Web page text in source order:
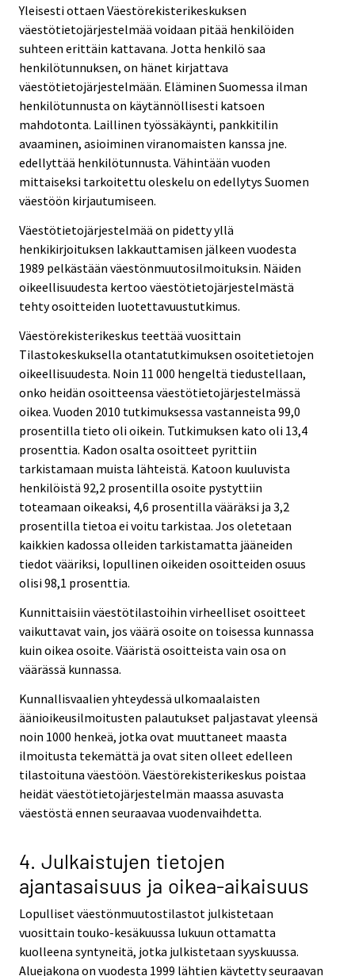
Yleisesti ottaen Väestörekisterikeskuksen
väestötietojärjestelmää voidaan pitää henkilöiden
suhteen erittäin kattavana. Jotta henkilö saa
henkilötunnuksen, on hänet kirjattava
väestötietojärjestelmään. Eläminen Suomessa ilman
henkilötunnusta on käytännöllisesti katsoen
mahdotonta. Laillinen työssäkäynti, pankkitilin
avaaminen, asioiminen viranomaisten kanssa jne.
edellyttää henkilötunnusta. Vähintään vuoden
mittaiseksi tarkoitettu oleskelu on edellytys Suomen
väestöön kirjautumiseen.
Väestötietojärjestelmää on pidetty yllä
henkikirjoituksen lakkauttamisen jälkeen vuodesta
1989 pelkästään väestönmuutosilmoituksin. Näiden
oikeellisuudesta kertoo väestötietojärjestelmästä
tehty osoitteiden luotettavuustutkimus.
Väestörekisterikeskus teettää vuosittain
Tilastokeskuksella otantatutkimuksen osoitetietojen
oikeellisuudesta. Noin 11 000 hengeltä tiedustellaan,
onko heidän osoitteensa väestötietojärjestelmässä
oikea. Vuoden 2010 tutkimuksessa vastanneista 99,0
prosentilla tieto oli oikein. Tutkimuksen kato oli 13,4
prosenttia. Kadon osalta osoitteet pyrittiin
tarkistamaan muista lähteistä. Katoon kuuluvista
henkilöistä 92,2 prosentilla osoite pystyttiin
toteamaan oikeaksi, 4,6 prosentilla vääräksi ja 3,2
prosentilla tietoa ei voitu tarkistaa. Jos oletetaan
kaikkien kadossa olleiden tarkistamatta jääneiden
tiedot vääriksi, lopullinen oikeiden osoitteiden osuus
olisi 98,1 prosenttia.
Kunnittaisiin väestötilastoihin virheelliset osoitteet
vaikuttavat vain, jos väärä osoite on toisessa kunnassa
kuin oikea osoite. Vääristä osoitteista vain osa on
väärässä kunnassa.
Kunnallisvaalien yhteydessä ulkomaalaisten
äänioikeusilmoitusten palautukset paljastavat yleensä
noin 1000 henkeä, jotka ovat muuttaneet maasta
ilmoitusta tekemättä ja ovat siten olleet edelleen
tilastoituna väestöön. Väestörekisterikeskus poistaa
heidät väestötietojärjestelmän maassa asuvasta
väestöstä ennen seuraavaa vuodenvaihdetta.
4. Julkaistujen tietojen
ajantasaisuus ja oikea-aikaisuus
Lopulliset väestönmuutostilastot julkistetaan
vuosittain touko-kesäkuussa lukuun ottamatta
kuolleena syntyneitä, jotka julkistetaan syyskuussa.
Aluejakona on vuodesta 1999 lähtien käytetty seuraavan